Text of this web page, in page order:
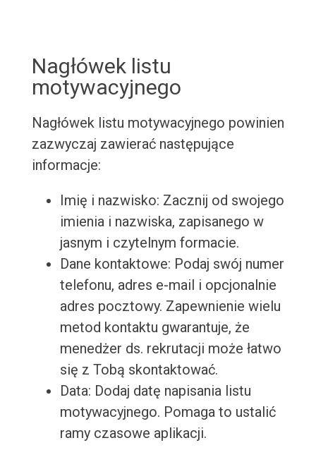
Nagłówek listu
motywacyjnego
Nagłówek listu motywacyjnego powinien
zazwyczaj zawierać następujące
informacje:
Imię i nazwisko: Zacznij od swojego
imienia i nazwiska, zapisanego w
jasnym i czytelnym formacie.
Dane kontaktowe: Podaj swój numer
telefonu, adres e-mail i opcjonalnie
adres pocztowy. Zapewnienie wielu
metod kontaktu gwarantuje, że
menedżer ds. rekrutacji może łatwo
się z Tobą skontaktować.
Data: Dodaj datę napisania listu
motywacyjnego. Pomaga to ustalić
ramy czasowe aplikacji.